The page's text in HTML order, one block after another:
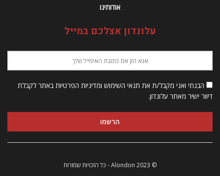
אודותינו
עלונדון אצלכם במייל
הבנתי ואני מקבל/ת את תנאי השימוש ומדיניות הפרטיות באתר לקבלת
דיוור ישיר מאתר עלונדון.
© 2023 Alondon - כל הזכויות שמורות